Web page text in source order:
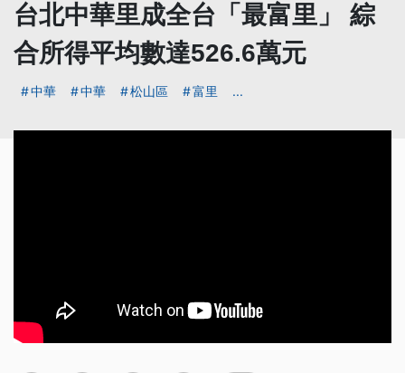
台北中華里成全台「最富里」 綜
合所得平均數達526.6萬元
中華 中華 松山區 富里 ...